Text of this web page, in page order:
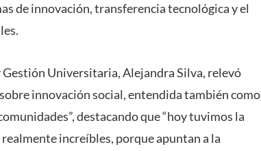
de innovación, transferencia tecnológica y el
Universitaria, Alejandra Silva, relevó
innovación social, entendida también como
destacando que “hoy tuvimos la
increíbles, porque apuntan a la